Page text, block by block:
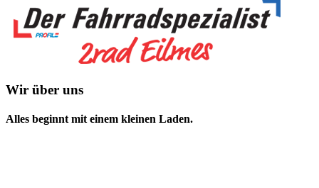
Wir über uns
Alles beginnt mit einem kleinen Laden.